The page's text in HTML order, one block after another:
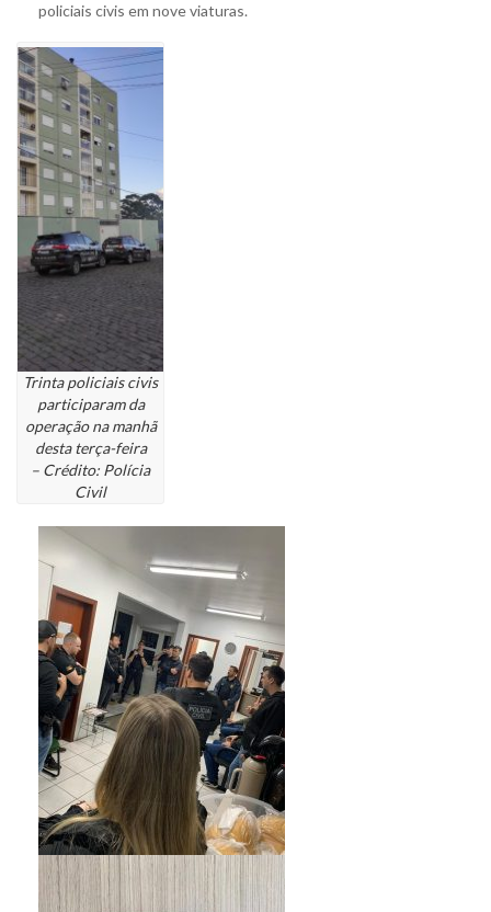
policiais civis em nove viaturas.
Trinta policiais civis
participaram da
operação na manhã
desta terça-feira
– Crédito: Polícia
Civil